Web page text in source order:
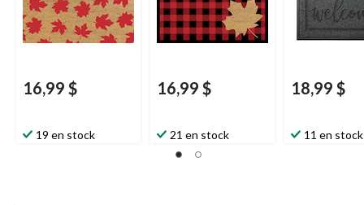
16,99 $
19 en stock
16,99 $
21 en stock
18,99 $
11 en stock